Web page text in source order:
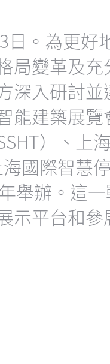
日。為更好
局變革及
深入研討
能建築展
）、上
海國際智慧
舉辦。這
示平台和參